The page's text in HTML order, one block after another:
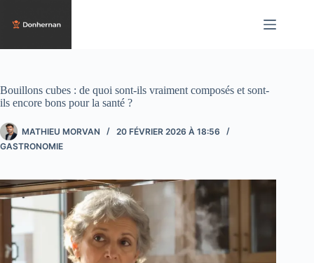
contenu
Bouillons cubes : de quoi sont-ils vraiment composés et sont-
ils encore bons pour la santé ?
MATHIEU MORVAN
20 FÉVRIER 2026 À 18:56
GASTRONOMIE